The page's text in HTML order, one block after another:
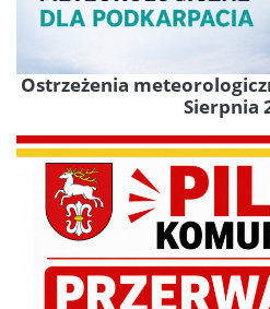
Ostrzeżenia
Sierpnia